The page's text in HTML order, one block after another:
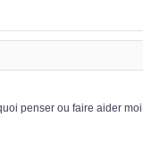
penser ou faire aider moi